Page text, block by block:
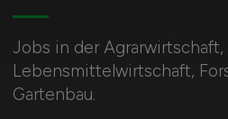
Jobs in der
Lebensmittelwirtschaft,
Gartenbau.